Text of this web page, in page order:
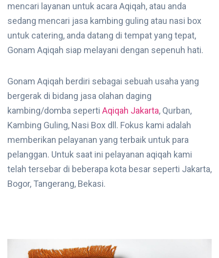
mencari layanan untuk acara Aqiqah, atau anda
sedang mencari jasa kambing guling atau nasi box
untuk catering, anda datang di tempat yang tepat,
Gonam Aqiqah siap melayani dengan sepenuh hati.
Gonam Aqiqah berdiri sebagai sebuah usaha yang
bergerak di bidang jasa olahan daging
kambing/domba seperti Aqiqah Jakarta, Qurban,
Kambing Guling, Nasi Box dll. Fokus kami adalah
memberikan pelayanan yang terbaik untuk para
pelanggan. Untuk saat ini pelayanan aqiqah kami
telah tersebar di beberapa kota besar seperti Jakarta,
Bogor, Tangerang, Bekasi.